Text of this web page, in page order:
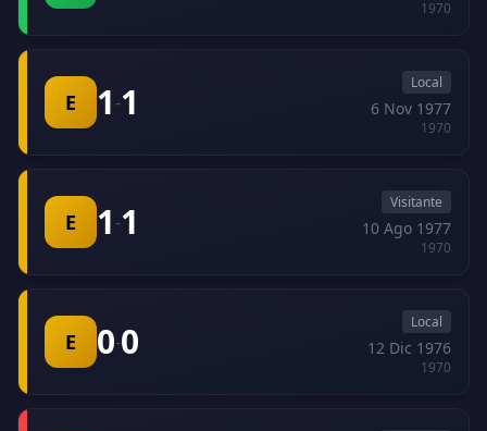
1970
E 1 -1 Local
6 Nov 1977
1970
E 1 -1 Visitante
10 Ago 1977
1970
E 0-0 Local
12 Dic 1976
1970